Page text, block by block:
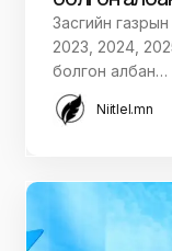
Засгийн
2023, 2024,
болгон албан…
Niitlel.mn